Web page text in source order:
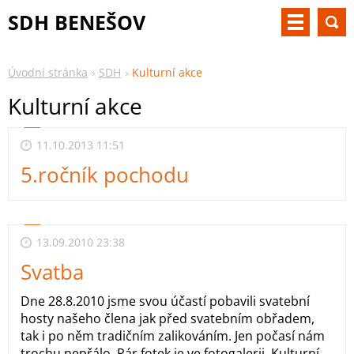
SDH BENEŠOV
Úvodní stránka SDH Kulturní akce
Kulturní akce
11.10.2013 11:51
5.ročník pochodu
13.09.2010 23:38
Svatba
Dne 28.8.2010 jsme svou účastí pobavili svatební
hosty našeho člena jak před svatebním obřadem,
tak i po něm tradičním zalikováním. Jen počasí nám